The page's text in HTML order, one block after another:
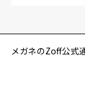
メガネのZoff公式